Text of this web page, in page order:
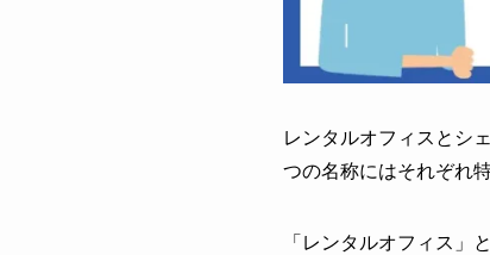
レンタルオフィスとシ
つの名称にはそれぞれ
「レンタルオフィス」